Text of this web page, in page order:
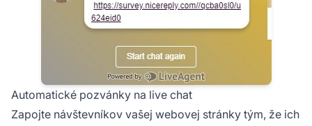
Automatické pozvánky na live chat
Zapojte návštevníkov vašej webovej stránky tým, že ich